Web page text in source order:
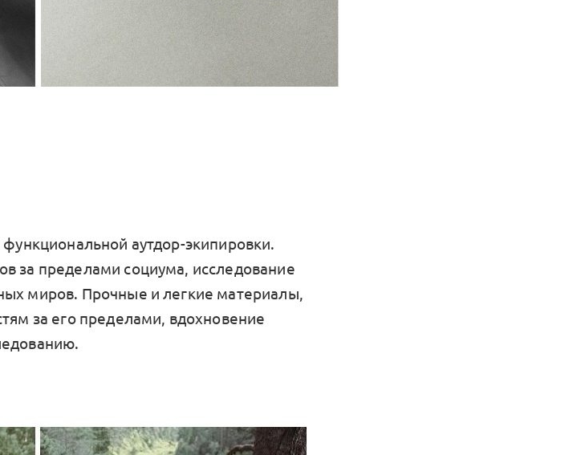
аутдор-экипировки.
за пределами социума, исследование
миров. Прочные и легкие материалы,
за его пределами, вдохновение